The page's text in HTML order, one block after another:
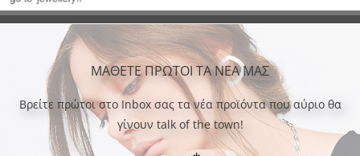
ΜΑΘΕΤΕ ΠΡΩΤΟΙ ΤΑ ΝΕΑ ΜΑΣ
Bρείτε πρώτοι στο Inbox σας τα νέα προϊόντα που αύριο θα
γίνουν talk of the town!